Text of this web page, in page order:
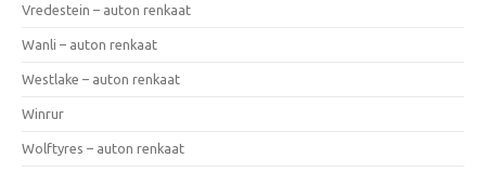
Vredestein – auton renkaat
Wanli – auton renkaat
Westlake – auton renkaat
Winrur
Wolftyres – auton renkaat